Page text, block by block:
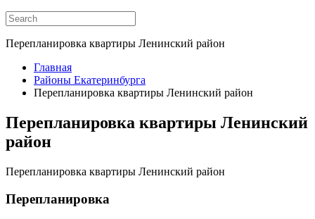
Перепланировка квартиры Ленинский район
Главная
Районы Екатеринбурга
Перепланировка квартиры Ленинский район
Перепланировка квартиры Ленинский
район
Перепланировка квартиры Ленинский район
Перепланировка